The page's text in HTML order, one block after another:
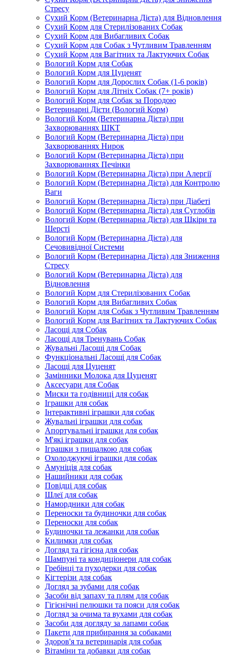
Стресу
Сухий Корм (Ветеринарна Дієта) для Відновлення
Сухий Корм для Стерилізованих Собак
Сухий Корм для Вибагливих Собак
Сухий Корм для Собак з Чутливим Травленням
Сухий Корм для Вагітних та Лактуючих Собак
Вологий Корм для Собак
Вологий Корм для Цуценят
Вологий Корм для Дорослих Собак (1-6 років)
Вологий Корм для Літніх Собак (7+ років)
Вологий Корм для Собак за Породою
Ветеринарні Дієти (Вологий Корм)
Вологий Корм (Ветеринарна Дієта) при
Захворюваннях ШКТ
Вологий Корм (Ветеринарна Дієта) при
Захворюваннях Нирок
Вологий Корм (Ветеринарна Дієта) при
Захворюваннях Печінки
Вологий Корм (Ветеринарна Дієта) при Алергії
Вологий Корм (Ветеринарна Дієта) для Контролю
Ваги
Вологий Корм (Ветеринарна Дієта) при Діабеті
Вологий Корм (Ветеринарна Дієта) для Суглобів
Вологий Корм (Ветеринарна Дієта) для Шкіри та
Шерсті
Вологий Корм (Ветеринарна Дієта) для
Сечовивідної Системи
Вологий Корм (Ветеринарна Дієта) для Зниження
Стресу
Вологий Корм (Ветеринарна Дієта) для
Відновлення
Вологий Корм для Стерилізованих Собак
Вологий Корм для Вибагливих Собак
Вологий Корм для Собак з Чутливим Травленням
Вологий Корм для Вагітних та Лактуючих Собак
Ласощі для Собак
Ласощі для Тренувань Собак
Жувальні Ласощі для Собак
Функціональні Ласощі для Собак
Ласощі для Цуценят
Замінники Молока для Цуценят
Аксесуари для Собак
Миски та годівниці для собак
Іграшки для собак
Інтерактивні іграшки для собак
Жувальні іграшки для собак
Апортувальні іграшки для собак
М'які іграшки для собак
Іграшки з пищалкою для собак
Охолоджуючі іграшки для собак
Амуніція для собак
Нашийники для собак
Повідці для собак
Шлеї для собак
Намордники для собак
Переноски та будиночки для собак
Переноски для собак
Будиночки та лежанки для собак
Килимки для собак
Догляд та гігієна для собак
Шампуні та кондиціонери для собак
Гребінці та пуходерки для собак
Кігтерізи для собак
Догляд за зубами для собак
Засоби від запаху та плям для собак
Гігієнічні пелюшки та пояси для собак
Догляд за очима та вухами для собак
Засоби для догляду за лапами собак
Пакети для прибирання за собаками
Здоров'я та ветеринарія для собак
Вітаміни та добавки для собак